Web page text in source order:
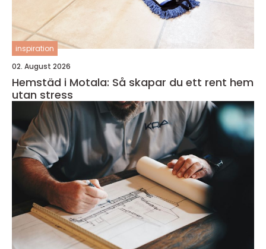
inspiration
02. August 2026
Hemstäd i Motala: Så skapar du ett rent hem
utan stress